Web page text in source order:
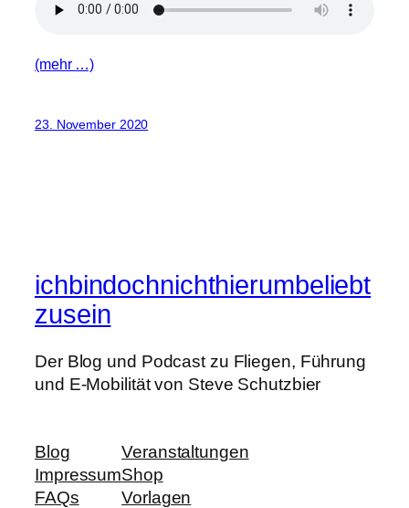
(mehr …)
23. November 2020
ichbindochnichthierumbeliebt
zusein
Der Blog und Podcast zu Fliegen, Führung
und E-Mobilität von Steve Schutzbier
Blog
Impressum
FAQs
Veranstaltungen
Shop
Vorlagen